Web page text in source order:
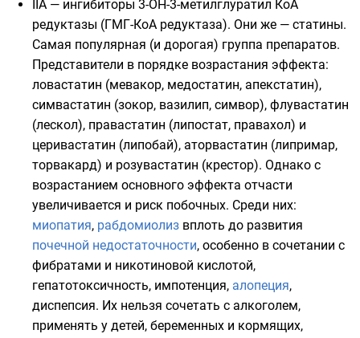
IIA — ингибиторы 3-OH-3-метилглуратил КоА
редуктазы (ГМГ-КоА редуктаза). Они же — статины.
Самая популярная (и дорогая) группа препаратов.
Представители в порядке возрастания эффекта:
ловастатин (мевакор, медостатин, апекстатин),
симвастатин (зокор, вазилип, симвор), флувастатин
(лескол), правастатин (липостат, правахол) и
церивастатин (липобай), аторвастатин (липримар,
торвакард) и розувастатин (крестор). Однако с
возрастанием основного эффекта отчасти
увеличивается и риск побочных. Среди них:
миопатия, рабдомиолиз вплоть до развития
почечной недостаточности, особенно в сочетании с
фибратами и никотиновой кислотой,
гепатотоксичность, импотенция, алопеция,
диспепсия. Их нельзя сочетать с алкоголем,
применять у детей, беременных и кормящих,